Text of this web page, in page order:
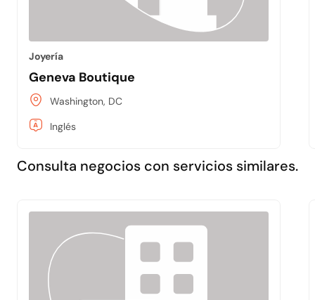
Joyería
Geneva Boutique
Washington, DC
Inglés
Consulta negocios con servicios similares.